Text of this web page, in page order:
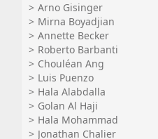
Arno Gisinger
Mirna Boyadjian
Annette Becker
Roberto Barbanti
Chouléan Ang
Luis Puenzo
Hala Alabdalla
Golan Al Haji
Hala Mohammad
Jonathan Chalier